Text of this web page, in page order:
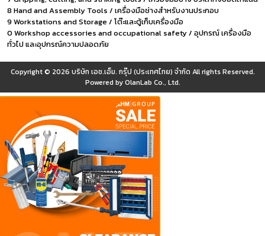
8 Hand and Assembly Tools / เครื่องมือช่างสำหรับงานประกอบ
9 Workstations and Storage / โต๊ะและตู้เก็บเครื่องมือ
0 Workshop accessories and occupational safety / อุปกรณ์ เครื่องมือ
ทั่วไป และอุปกรณ์ความปลอดภัย
Copyright © 2026 บริษัท เอช.เอ็ม. กรุ๊ป (ประเทศไทย) จำกัด All rights Reserved.
Powered byOlanLab Co., Ltd.